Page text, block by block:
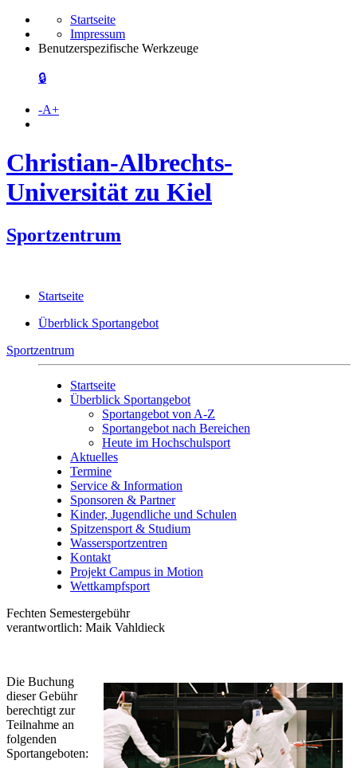
Startseite
Impressum
Benutzerspezifische Werkzeuge
🔒
-A+
Christian-Albrechts-
Universität zu Kiel
Sportzentrum
Startseite
Überblick Sportangebot
Sportzentrum
Startseite
Überblick Sportangebot
Sportangebot von A-Z
Sportangebot nach Bereichen
Heute im Hochschulsport
Aktuelles
Termine
Service & Information
Sponsoren & Partner
Kinder, Jugendliche und Schulen
Spitzensport & Studium
Wassersportzentren
Kontakt
Projekt Campus in Motion
Wettkampfsport
Fechten Semestergebühr
verantwortlich: Maik Vahldieck
Die Buchung
dieser Gebühr
berechtigt zur
Teilnahme an
folgenden
Sportangeboten: